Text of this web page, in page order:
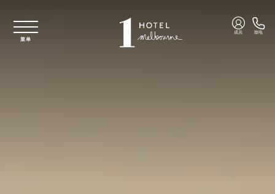
菜单
成员 致电